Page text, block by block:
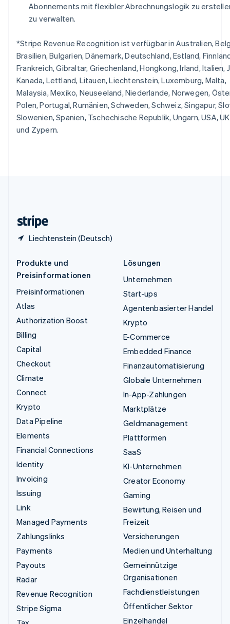
Abonnements mit flexibler Abrechnungslogik zu
zu verwalten.
*Stripe Revenue Recognition ist verfügbar in Australien,
Brasilien, Bulgarien, Dänemark, Deutschland, Estland,
Frankreich, Gibraltar, Griechenland, Hongkong, Irland, Italien,
Kanada, Lettland, Litauen, Liechtenstein, Luxemburg, Malta,
Malaysia, Mexiko, Neuseeland, Niederlande, Norwegen,
Polen, Portugal, Rumänien, Schweden, Schweiz, Singapur,
Slowenien, Spanien, Tschechische Republik, Ungarn, USA,
und Zypern.
Liechtenstein (Deutsch)
Slowenien
EnglishItaliano
China
English 简体中文
Spanien
Español English
Thailand
ไทย English
Tschechische Republik
English
Ungarn
English
Produkte und
Preisinformationen
Preisinformationen
Atlas
Authorization Boost
Billing
Capital
Checkout
Climate
Connect
Krypto
Data Pipeline
Elements
Financial Connections
Identity
Invoicing
Issuing
Link
Managed Payments
Zahlungslinks
Payments
Payouts
Radar
Revenue Recognition
Stripe Sigma
Lösungen
Unternehmen
Start-ups
Agentenbasierter Handel
Krypto
E-Commerce
Embedded Finance
Finanzautomatisierung
Globale Unternehmen
In-App-Zahlungen
Marktplätze
Geldmanagement
Plattformen
SaaS
KI-Unternehmen
Creator Economy
Gaming
Bewirtung, Reisen und
Freizeit
Versicherungen
Medien und Unterhaltung
Gemeinnützige
Organisationen
Fachdienstleistungen
Öffentlicher Sektor
Einzelhandel